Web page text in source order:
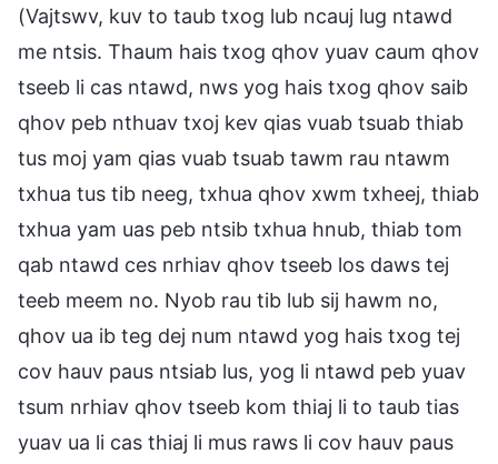
(Vajtswv, kuv to taub txog lub ncauj lug ntawd
me ntsis. Thaum hais txog qhov yuav caum qhov
tseeb li cas ntawd, nws yog hais txog qhov saib
qhov peb nthuav txoj kev qias vuab tsuab thiab
tus moj yam qias vuab tsuab tawm rau ntawm
txhua tus tib neeg, txhua qhov xwm txheej, thiab
txhua yam uas peb ntsib txhua hnub, thiab tom
qab ntawd ces nrhiav qhov tseeb los daws tej
teeb meem no. Nyob rau tib lub sij hawm no,
qhov ua ib teg dej num ntawd yog hais txog tej
cov hauv paus ntsiab lus, yog li ntawd peb yuav
tsum nrhiav qhov tseeb kom thiaj li to taub tias
yuav ua li cas thiaj li mus raws li cov hauv paus